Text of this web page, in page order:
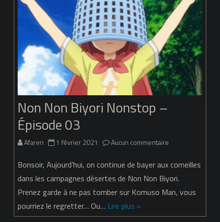
Épisode
04
Non Non Biyori Nonstop –
Épisode 03
Afaren 1 février 2021 Aucun commentaire
Non
Biyori
Bonsoir, Aujourd’hui, on continue de bayer aux corneilles
dans les campagnes désertes de Non Non Biyori.
Prenez garde à ne pas tomber sur Komuso Man, vous
pourriez le regretter… Ou… Lire plus »